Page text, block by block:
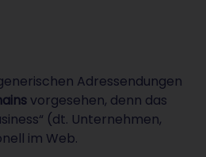
Adressendungen
vorgesehen, denn das
(dt. Unternehmen,
im Web.